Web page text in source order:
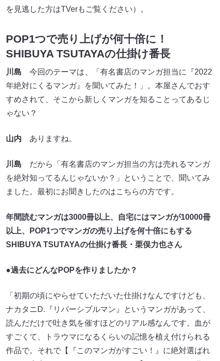
を見逃した方はTVerもご覧ください）。
POP1つで売り上げが何十倍に！
SHIBUYA TSUTAYAの仕掛け番長
川島 今回のテーマは、「有名書店のマンガ担当に『2022
年絶対にくるマンガ』を聞いてみた！」。本屋さんでおす
すめされて、そこから新しくマンガを知ることってあるじ
ゃない？
山内 ありますね。
川島 だから「有名書店のマンガ担当の方は売れるマンガ
を絶対知ってるんじゃないか？」ということで、聞いてみ
ました。最初にお聞きしたのはこちらの方です。
年間読むマンガは3000冊以上、自宅にはマンガが10000冊
以上、POP1つでマンガの売り上げを何十倍にもする
SHIBUYA TSUTAYAの仕掛け番長・栗俣力也さん
●過去にどんなPOPを作りましたか？
「初期の頃にやらせていただいた仕掛けなんですけども、
ナカタニD.『リバーシブルマン』というマンガがあって、
読んだだけで吐き気を催すほどのリアル感なんです。血が
すごくて、トラウマになるくらいの記憶を植え付けられる
作品で。それで【『このマンガがすごい！』に絶対選ばれ